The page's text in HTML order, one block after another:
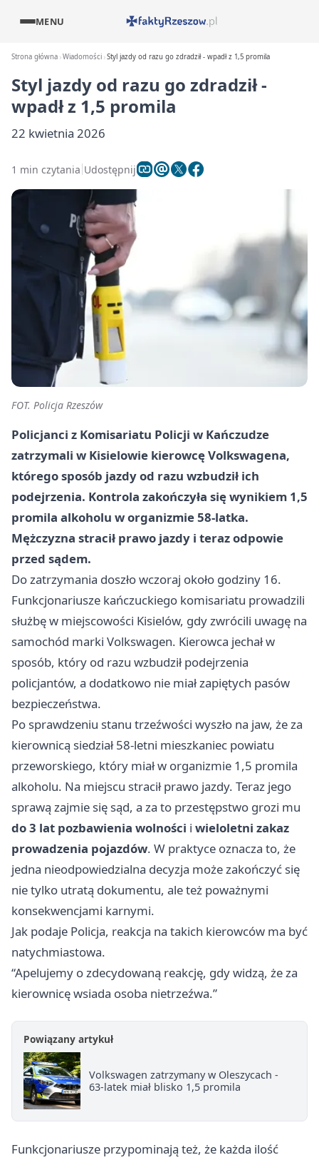
MENU
Strona główna Wiadomości Styl jazdy od razu go zdradził - wpadł z 1,5 promila
Styl jazdy od razu go zdradził -
wpadł z 1,5 promila
22 kwietnia 2026
1 min czytania Udostępnij
FOT. Policja Rzeszów
Policjanci z Komisariatu Policji w Kańczudze
zatrzymali w Kisielowie kierowcę Volkswagena,
którego sposób jazdy od razu wzbudził ich
podejrzenia. Kontrola zakończyła się wynikiem 1,5
promila alkoholu w organizmie 58-latka.
Mężczyzna stracił prawo jazdy i teraz odpowie
przed sądem.
Do zatrzymania doszło wczoraj około godziny 16.
Funkcjonariusze kańczuckiego komisariatu prowadzili
służbę w miejscowości Kisielów, gdy zwrócili uwagę na
samochód marki Volkswagen. Kierowca jechał w
sposób, który od razu wzbudził podejrzenia
policjantów, a dodatkowo nie miał zapiętych pasów
bezpieczeństwa.
Po sprawdzeniu stanu trzeźwości wyszło na jaw, że za
kierownicą siedział 58-letni mieszkaniec powiatu
przeworskiego, który miał w organizmie 1,5 promila
alkoholu. Na miejscu stracił prawo jazdy. Teraz jego
sprawą zajmie się sąd, a za to przestępstwo grozi mu
do 3 lat pozbawienia wolności i wieloletni zakaz
prowadzenia pojazdów. W praktyce oznacza to, że
jedna nieodpowiedzialna decyzja może zakończyć się
nie tylko utratą dokumentu, ale też poważnymi
konsekwencjami karnymi.
Jak podaje Policja, reakcja na takich kierowców ma być
natychmiastowa.
“Apelujemy o zdecydowaną reakcję, gdy widzą, że za
kierownicę wsiada osoba nietrzeźwa.”
Powiązany artykuł
Volkswagen zatrzymany w Oleszycach -
63-latek miał blisko 1,5 promila
Funkcjonariusze przypominają też, że każda ilość